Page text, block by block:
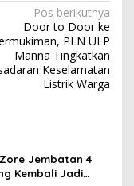
Pos berikutnya
Door to Door ke
PLN ULP
Manna Tingkatkan
Keselamatan
Listrik Warga
Jembatan 4
Kembali Jadi